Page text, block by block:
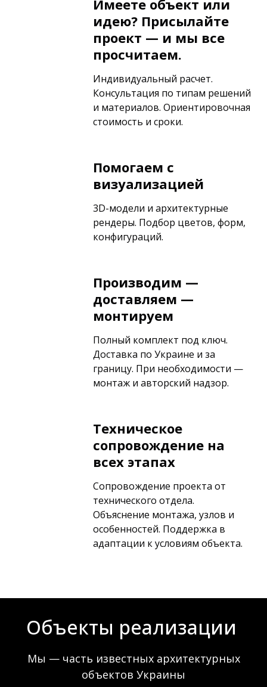
Имеете объект или
идею? Присылайте
проект — и мы все
просчитаем.
Индивидуальный расчет.
Консультация по типам решений
и материалов. Ориентировочная
стоимость и сроки.
Помогаем с
визуализацией
3D-модели и архитектурные
рендеры. Подбор цветов, форм,
конфигураций.
Производим —
доставляем —
монтируем
Полный комплект под ключ.
Доставка по Украине и за
границу. При необходимости —
монтаж и авторский надзор.
Техническое
сопровождение на
всех этапах
Сопровождение проекта от
технического отдела.
Объяснение монтажа, узлов и
особенностей. Поддержка в
адаптации к условиям объекта.
Объекты реализации
Мы — часть известных архитектурных
объектов Украины